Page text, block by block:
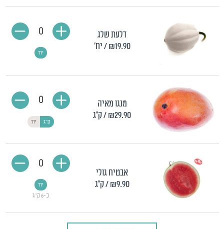
דלעת שלג
₪19.90 / יח'
יח'
0
מנגו מאיה
₪29.90/ ק"ג
ק"ג יח'
0
אבטיח גולי
₪9.90 / ק"ג
כ-6 ק"ג
יח'
0